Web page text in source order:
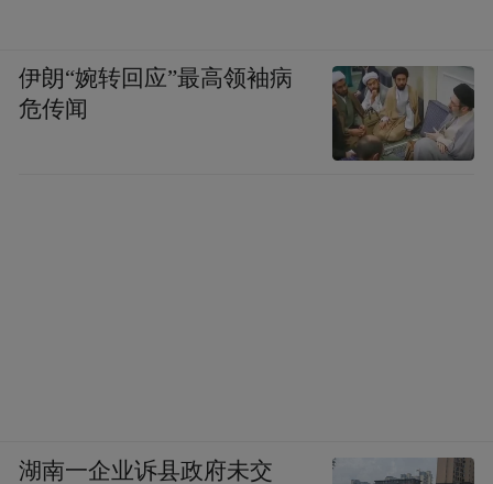
伊朗“婉转回应”最高领袖病
危传闻
湖南一企业诉县政府未交